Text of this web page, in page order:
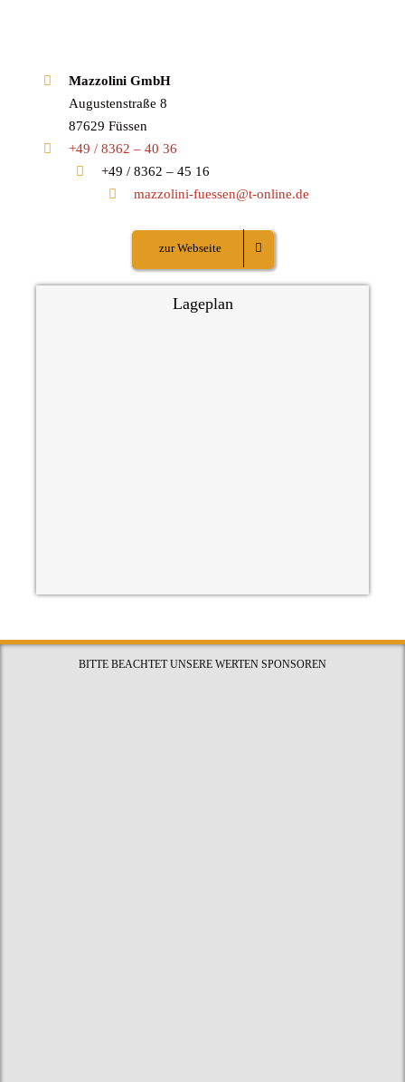
Mazzolini GmbH
Augustenstraße 8
87629 Füssen
+49 / 8362 – 40 36
+49 / 8362 – 45 16
mazzolini-fuessen@t-online.de
zur Webseite
Lageplan
BITTE BEACHTET UNSERE WERTEN SPONSOREN